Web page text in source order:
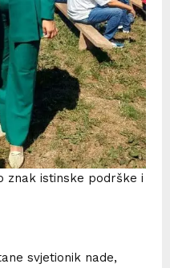
znak istinske podrške i
svjetionik nade,